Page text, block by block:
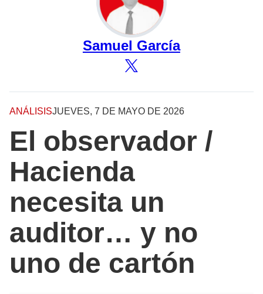
Samuel García
ANÁLISISJUEVES, 7 DE MAYO DE 2026
El observador /
Hacienda
necesita un
auditor… y no
uno de cartón